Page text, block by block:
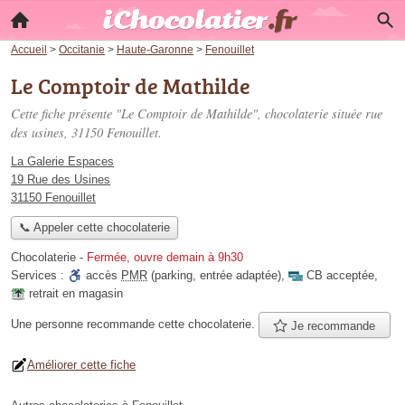
Accueil > Occitanie > Haute-Garonne > Fenouillet
Le Comptoir de Mathilde
Cette fiche présente "Le Comptoir de Mathilde", chocolaterie située rue
des usines, 31150 Fenouillet.
La Galerie Espaces
19 Rue des Usines
31150 Fenouillet
📞 Appeler cette chocolaterie
Chocolaterie - Fermée, ouvre demain à 9h30
Services :
accès PMR (parking, entrée adaptée), CB acceptée,
retrait en magasin
Une personne recommande cette chocolaterie. Je recommande
Améliorer cette fiche